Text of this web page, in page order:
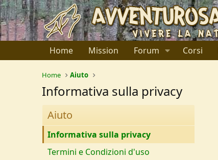
Home Mission Forum Corsi
Home Aiuto
Informativa sulla privacy
Aiuto
Informativa sulla privacy
Termini e Condizioni d'uso